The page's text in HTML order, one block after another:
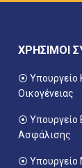
ΧΡΗΣΙΜΟΙ
⦿ Υπουργείο
Οικογένειας
⦿ Υπουργείο
Ασφάλισης
⦿ Υπουργείο